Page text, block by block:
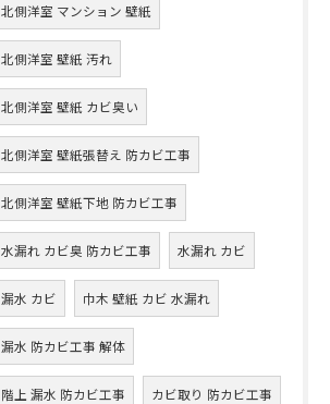
北側洋室 マンション 壁紙
北側洋室 壁紙 汚れ
北側洋室 壁紙 カビ臭い
北側洋室 壁紙張替え 防カビ工事
北側洋室 壁紙下地 防カビ工事
水漏れ カビ臭 防カビ工事 水漏れ カビ
漏水 カビ 巾木 壁紙 カビ 水漏れ
漏水 防カビ工事 解体
階上 漏水 防カビ工事 カビ取り 防カビ工事